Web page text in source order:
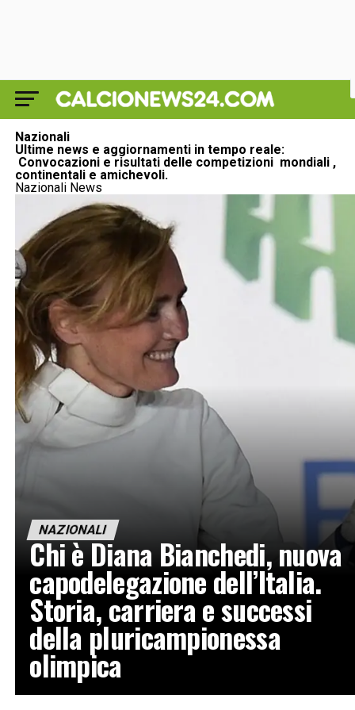
Nazionali
Ultime news e aggiornamenti in tempo reale:
Convocazioni e risultati delle competizioni mondiali ,
continentali e amichevoli.
Nazionali News
NAZIONALI
Chi è Diana Bianchedi, nuova
capodelegazione dell’Italia.
Storia, carriera e successi
della pluricampionessa
olimpica